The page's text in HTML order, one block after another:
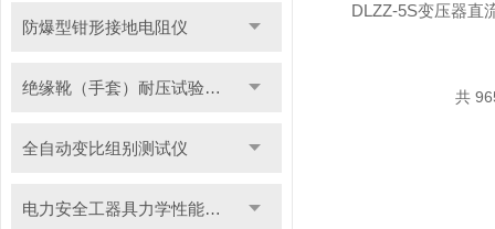
防爆型钳形接地电阻仪
绝缘靴（手套）耐压试验装置
全自动变比组别测试仪
电力安全工器具力学性能试验机
DLZZ-5S变压器直
共